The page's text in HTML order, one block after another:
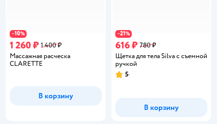
−10%
1 260 ₽ 1 400 ₽
Массажная расческа
CLARETTE
В корзину
−21%
616 ₽ 780 ₽
Щетка для тела Silva с съемной
ручкой
Рейтинг:
5
В корзину